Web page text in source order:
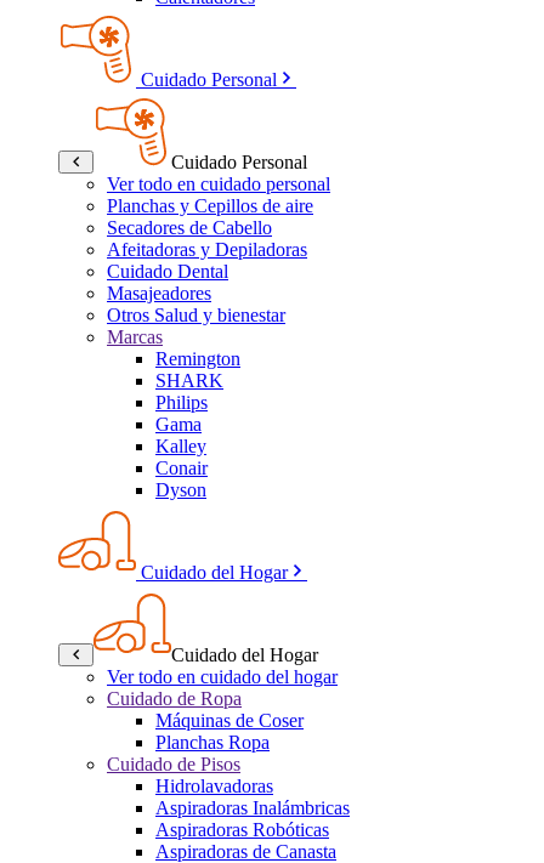
Cuidado Personal
Cuidado Personal
Ver todo en cuidado personal
Planchas y Cepillos de aire
Secadores de Cabello
Afeitadoras y Depiladoras
Cuidado Dental
Masajeadores
Otros Salud y bienestar
Marcas
Remington
SHARK
Philips
Gama
Kalley
Conair
Dyson
Cuidado del Hogar
Cuidado del Hogar
Ver todo en cuidado del hogar
Cuidado de Ropa
Máquinas de Coser
Planchas Ropa
Cuidado de Pisos
Hidrolavadoras
Aspiradoras Inalámbricas
Aspiradoras Robóticas
Aspiradoras de Canasta